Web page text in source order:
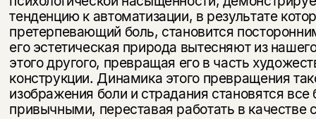
тенденцию к автоматизации, в результате
претер­певающий боль, становится
его эстетическая природа вытесняют из
этого другого, превращая его в часть
конструкции. Динамика этого превращения
изображе­ния боли и страдания становятся все
привычными, переставая работать в качестве